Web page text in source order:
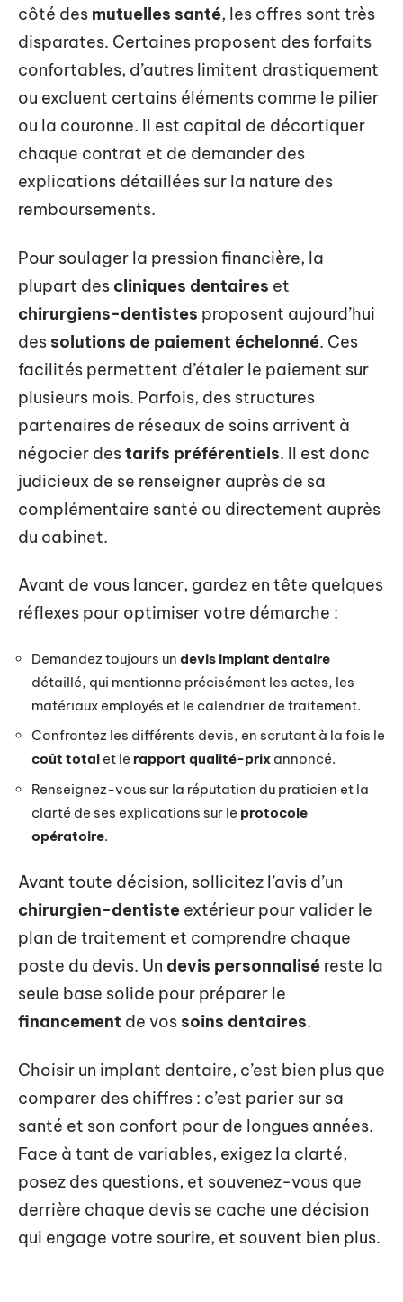
côté des mutuelles santé, les offres sont très
disparates. Certaines proposent des forfaits
confortables, d’autres limitent drastiquement
ou excluent certains éléments comme le pilier
ou la couronne. Il est capital de décortiquer
chaque contrat et de demander des
explications détaillées sur la nature des
remboursements.
Pour soulager la pression financière, la
plupart des cliniques dentaires et
chirurgiens-dentistes proposent aujourd’hui
des solutions de paiement échelonné. Ces
facilités permettent d’étaler le paiement sur
plusieurs mois. Parfois, des structures
partenaires de réseaux de soins arrivent à
négocier destarifs préférentiels. Il est donc
judicieux de se renseigner auprès de sa
complémentaire santé ou directement auprès
du cabinet.
Avant de vous lancer, gardez en tête quelques
réflexes pour optimiser votre démarche :
Demandez toujours un devis implant dentaire
détaillé, qui mentionne précisément les actes, les
matériaux employés et le calendrier de traitement.
Confrontez les différents devis, en scrutant à la fois le
coût total et le rapport qualité-prix annoncé.
Renseignez-vous sur la réputation du praticien et la
clarté de ses explications sur le protocole
opératoire.
Avant toute décision, sollicitez l’avis d’un
chirurgien-dentiste extérieur pour valider le
plan de traitement et comprendre chaque
poste du devis. Un devis personnalisé reste la
seule base solide pour préparer le
financement de vos soins dentaires.
Choisir un implant dentaire, c’est bien plus que
comparer des chiffres : c’est parier sur sa
santé et son confort pour de longues années.
Face à tant de variables, exigez la clarté,
posez des questions, et souvenez-vous que
derrière chaque devis se cache une décision
qui engage votre sourire, et souvent bien plus.